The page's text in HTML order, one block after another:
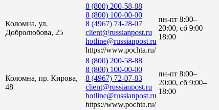
Коломна, ул.
Добролюбова, 25
8 (800) 200-58-88
8 (800) 100-00-00
8 (4967) 74-28-07
client@russianpost.ru
hotline@russianpost.ru
https://www.pochta.ru/
пн-пт 8:00–
20:00, сб 9:00–
18:00
Коломна, пр. Кирова,
48
8 (800) 200-58-88
8 (800) 100-00-00
8 (4967) 72-07-83
client@russianpost.ru
hotline@russianpost.ru
https://www.pochta.ru/
пн-пт 8:00–
20:00, сб 9:00–
18:00